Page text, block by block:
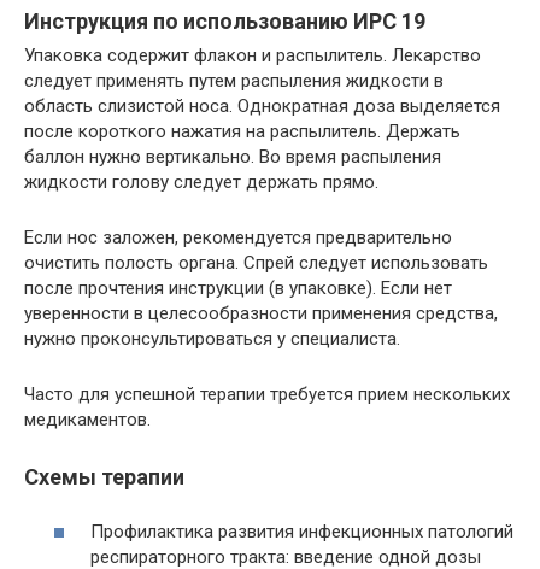
Инструкция по использованию ИРС 19
Упаковка содержит флакон и распылитель. Лекарство
следует применять путем распыления жидкости в
область слизистой носа. Однократная доза выделяется
после короткого нажатия на распылитель. Держать
баллон нужно вертикально. Во время распыления
жидкости голову следует держать прямо.
Если нос заложен, рекомендуется предварительно
очистить полость органа. Спрей следует использовать
после прочтения инструкции (в упаковке). Если нет
уверенности в целесообразности применения средства,
нужно проконсультироваться у специалиста.
Часто для успешной терапии требуется прием нескольких
медикаментов.
Схемы терапии
Профилактика развития инфекционных патологий
респираторного тракта: введение одной дозы